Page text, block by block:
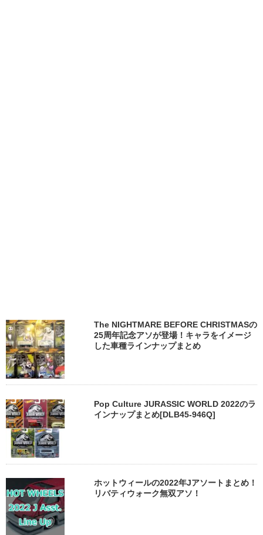
The NIGHTMARE BEFORE CHRISTMASの
25周年記念アソが登場！キャラをイメージ
した車種ラインナップまとめ
Pop Culture JURASSIC WORLD 2022のラ
インナップまとめ[DLB45-946Q]
ホットウィールの2022年Jアソートまとめ！
リバティウォーク無双アソ！